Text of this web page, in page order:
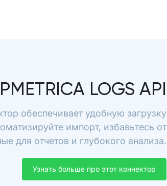
LOGS API
обеспечивает удобную загрузку
импорт, избавьтесь от
для отчетов и глубокого анализа.
Узнать больше про этот коннектор